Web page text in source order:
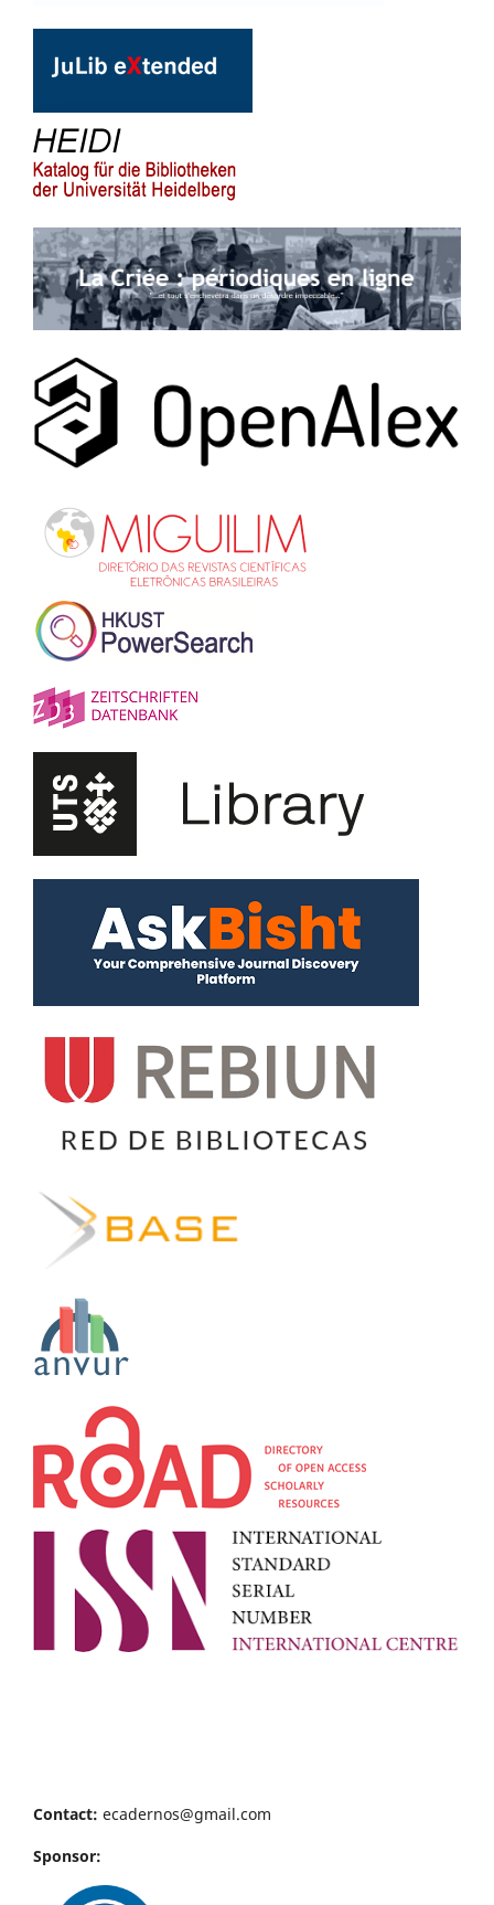
Contact: ecadernos@gmail.com
Sponsor: